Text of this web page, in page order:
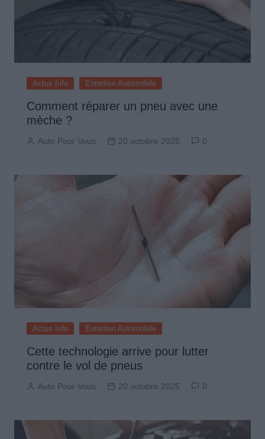
Actus Info Entretien Automobile
Comment réparer un pneu avec une
mèche ?
Auto Pour Vous 20 octobre 2025 0
Actus Info Entretien Automobile
Cette technologie arrive pour lutter
contre le vol de pneus
Auto Pour Vous 20 octobre 2025 0